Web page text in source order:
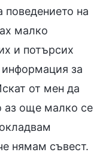
на
малко
и потърсих
за
от мен да
аз още малко се
нямам съвест.